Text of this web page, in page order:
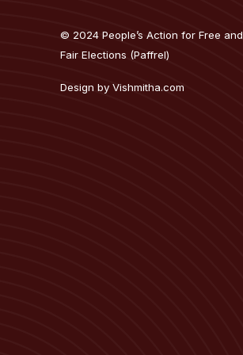
facebook-
f
twitter
© 2024 People’s Action for Free and
Fair Elections (Paffrel)
Design by Vishmitha.com